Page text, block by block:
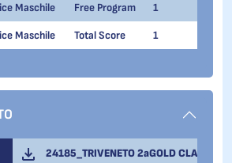
Maschile Free Program 1
Maschile Total Score 1
24185_TRIVENETO 2aGOLD CLAUT -